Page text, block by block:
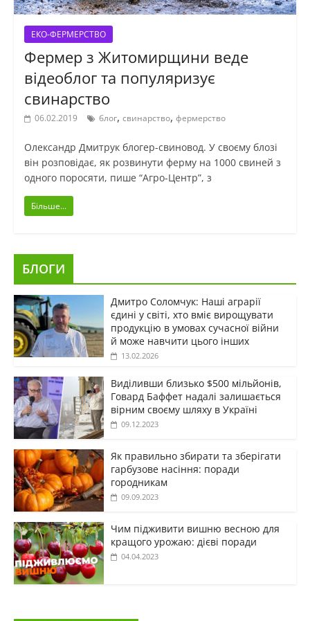
ЕКО-ФЕРМЕРСТВО
Фермер з Житомирщини веде
відеоблог та популяризує
свинарство
06.02.2019 блог, свинарство, фермерство
Олександр Дмитрук блогер-свиновод. У своєму блозі
він розповідає, як розвинути ферму на 1000 свиней з
одного поросяти, пише “Агро-Центр”, з
Більше...
БЛОГИ
Дмитро Соломчук: Наші аграрії
єдині у світі, хто вміє вирощувати
продукцію в умовах сучасної війни
й може навчити цього інших
13.02.2026
Виділивши близько $500 мільйонів,
Говард Баффет надалі залишається
вірним своєму шляху в Україні
09.12.2023
Як правильно збирати та зберігати
гарбузове насіння: поради
городникам
09.09.2023
Чим підживити вишню весною для
кращого урожаю: дієві поради
04.04.2023